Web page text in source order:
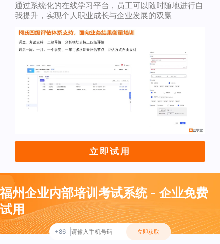
通过系统化的在线学习平台，员工可以随时随地进行自
我提升，实现个人职业成长与企业发展的双赢
立即试用
福州企业内部培训考试系统 - 企业免费
试用
+86 立即获取